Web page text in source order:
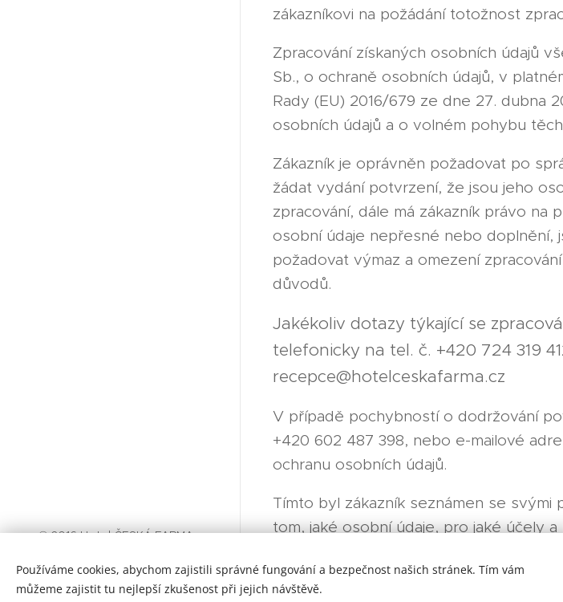
zákazníkovi na požádání totožnost
Zpracování získaných osobních údajů
Sb., o ochraně osobních údajů, v
Rady (EU) 2016/679 ze dne 27. dubna
osobních údajů a o volném pohybu
Zákazník je oprávněn požadovat po
žádat vydání potvrzení, že jsou jeho
zpracování, dále má zákazník právo na
osobní údaje nepřesné nebo doplnění,
požadovat výmaz a omezení
důvodů.
Jakékoliv dotazy týkající se
telefonicky na tel. č. +420 724 319
recepce@hotelceskafarma.cz
V případě pochybností o dodržování
+420 602 487 398, nebo e-mailové
ochranu osobních údajů.
Tímto byl zákazník seznámen se svými
tom, jaké osobní údaje, pro jaké účely
© 2016 Hotel ČESKÁ FARMA v
vyhrazena
Používáme cookies, abychom zajistili správné fungování a bezpečnost našich stránek. Tím vám
můžeme zajistit tu nejlepší zkušenost při jejich návštěvě.